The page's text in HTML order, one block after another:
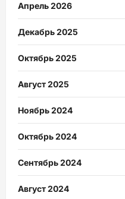
Апрель 2026
Декабрь 2025
Октябрь 2025
Август 2025
Ноябрь 2024
Октябрь 2024
Сентябрь 2024
Август 2024